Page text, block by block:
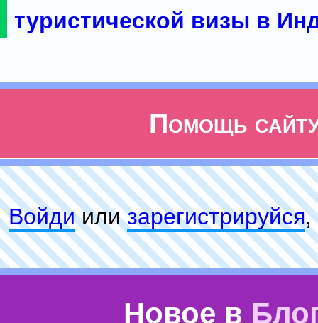
туристической визы в
Помощь
Войдиилизарeгиcтpируйся,
Новое в